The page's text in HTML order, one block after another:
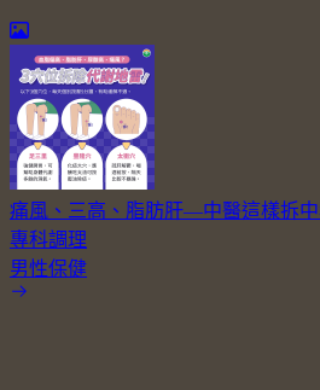
痛風、三高、脂肪肝—中醫這樣拆中
專科調理
男性保健